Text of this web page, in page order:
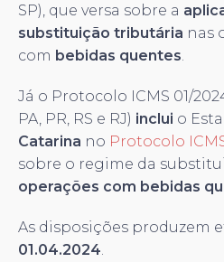
SP), que versa sobre a
substituição tributária nas
com bebidas quentes
Já o Protocolo ICMS 01/2024
PA, PR, RS e RJ) inclui o
Catarina no Protocolo
sobre o regime da
operações com bebidas
As disposições produzem
01.04.2024